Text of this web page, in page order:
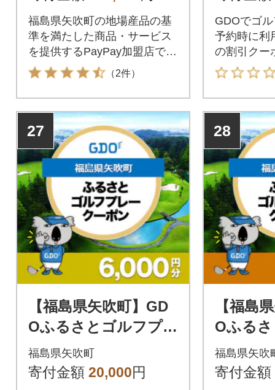
福島県矢吹町の地場産品の基
準を満たした商品・サービス
を提供するPayPay加盟店での
お支払いにご利用いただけま
す。福島県矢吹町在住の方は
PayPay商品券を受け取れませ
んのでご注意ください。
（2件）
GDOでゴ
予約時に利
の割引クー
矢吹町が指
利用できま
27
【福島県矢吹町】GD
Oふるさとゴルフプレ
ークーポン(6,000円
分)
福島県矢吹町
寄付金額 20,000円
28
【福島
Oふる
ークー
分)
福島県矢吹
寄付金額